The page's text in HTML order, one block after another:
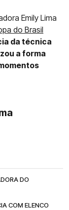
Emily Lima
do Brasil
da técnica
a forma
DO
COM ELENCO